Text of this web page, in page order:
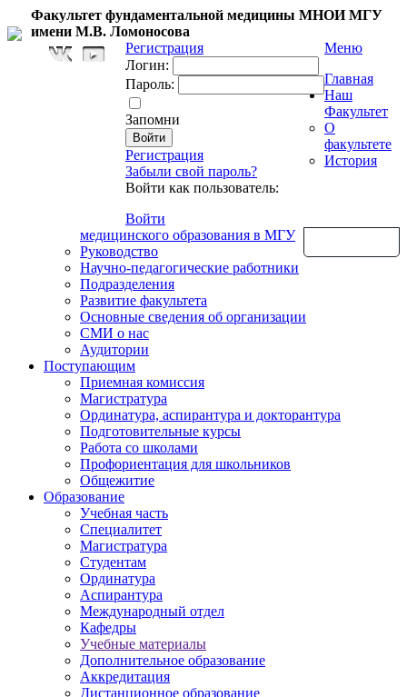
Факультет фундаментальной медицины МНОИ МГУ
имени М.В. Ломоносова
Регистрация
Логин:
Пароль:
Запомни
Регистрация
Забыли свой пароль?
Войти как пользователь:
Войти
Меню
Главная
Наш
Факультет
О
факультете
История
медицинского образования в МГУ
Руководство
Научно-педагогические работники
Подразделения
Развитие факультета
Основные сведения об организации
СМИ о нас
Аудитории
Поступающим
Приемная комиссия
Магистратура
Ординатура, аспирантура и докторантура
Подготовительные курсы
Работа со школами
Профориентация для школьников
Общежитие
Образование
Учебная часть
Специалитет
Магистратура
Студентам
Ординатура
Аспирантура
Международный отдел
Кафедры
Учебные материалы
Дополнительное образование
Аккредитация
Дистанционное образование